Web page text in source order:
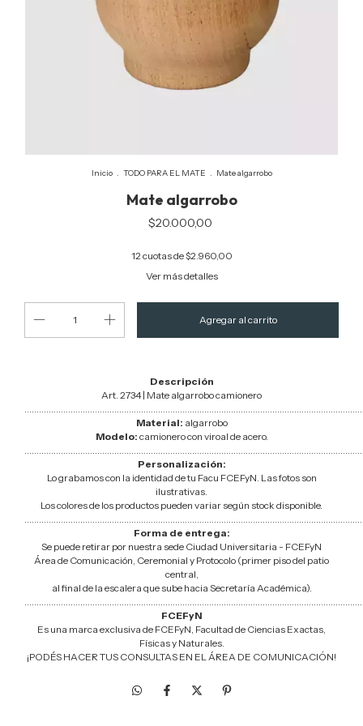
Inicio . TODO PARA EL MATE . Mate algarrobo
Mate algarrobo
$20.000,00
12 cuotas de$2.960,00
Ver más detalles
Descripción
Art. 2734 | Mate algarrobo camionero
Material: algarrobo
Modelo: camionero con viroal de acero.
Personalización:
Lo grabamos con la identidad de tu Facu FCEFyN. Las fotos son
ilustrativas.
Los colores de los productos pueden variar según stock disponible.
Forma de entrega:
Se puede retirar por nuestra sede Ciudad Universitaria - FCEFyN
Área de Comunicación, Ceremonial y Protocolo (primer piso del patio
central,
al final de la escalera que sube hacia Secretaría Académica).
FCEFyN
Es una marca exclusiva de FCEFyN, Facultad de Ciencias Exactas,
Físicas y Naturales.
¡PODÉS HACER TUS CONSULTAS EN EL ÁREA DE COMUNICACIÓN!